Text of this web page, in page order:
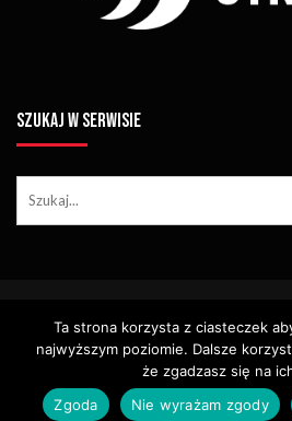
SZUKAJ W SERWISIE
Tym Zdjęć, Materiałów Wideo) Bez
Zabronione.
Identyfikacja Wizualna –
Polityka Cookies
Polityka
Polityka Wydawnicza
Kontakt
Ta strona korzysta z ciasteczek
najwyższym poziomie. Dalsze
że zgadzasz się na
Zgoda
Nie wyrażam zgody